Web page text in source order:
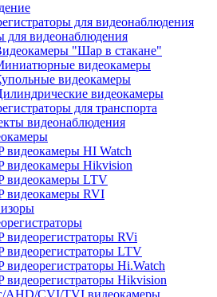
для видеонаблюдения
для видеонаблюдения
"Шар в стакане"
видеокамеры
видеокамеры
видеокамеры
для транспорта
видеонаблюдения
видеокамеры HI Watch
видеокамеры Hikvision
видеокамеры LTV
видеокамеры RVI
видеорегистраторы RVi
видеорегистраторы LTV
видеорегистраторы Hi.Watch
видеорегистраторы Hikvision
AHD/CVI/TVI видеокамеры